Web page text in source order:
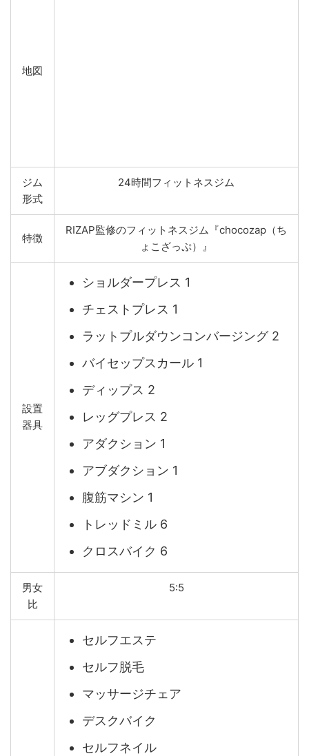
地図
ジム
形式
24時間フィットネスジム
特徴
RIZAP監修のフィットネスジム『chocozap（ち
ょこざっぷ）』
設置
器具
ショルダープレス 1
チェストプレス 1
ラットプルダウンコンバージング 2
バイセップスカール 1
ディップス 2
レッグプレス 2
アダクション 1
アブダクション 1
腹筋マシン 1
トレッドミル 6
クロスバイク 6
男女
比
5:5
セルフエステ
セルフ脱毛
マッサージチェア
デスクバイク
セルフネイル